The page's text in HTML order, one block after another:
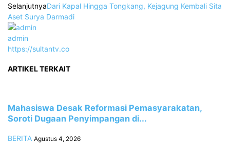
SelanjutnyaDari Kapal Hingga Tongkang, Kejagung Kembali Sita
Aset Surya Darmadi
admin
https://sultantv.co
ARTIKEL TERKAIT
Mahasiswa Desak Reformasi Pemasyarakatan,
Soroti Dugaan Penyimpangan di...
BERITA Agustus 4, 2026